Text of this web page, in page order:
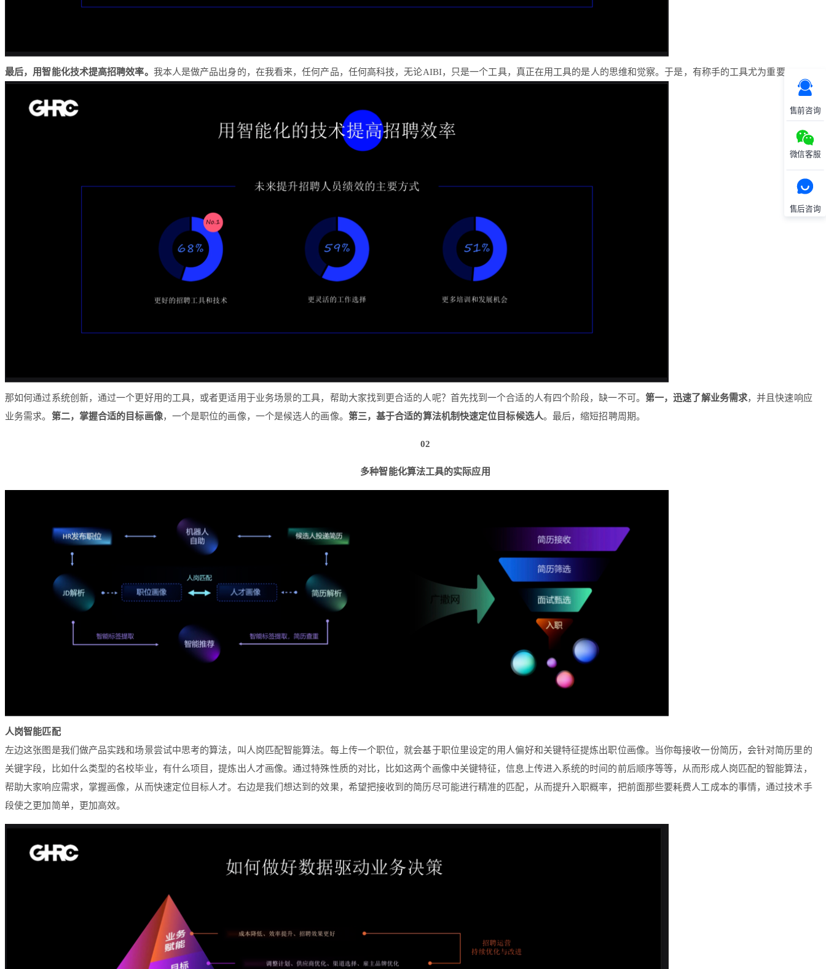
售前咨询
微信客服
售后咨询
最后，用智能化技术提高招聘效率。 我本人是做产品出身的，在我看来，任何产品，任何高科技，无论AIBI，只是一个工具，真正在用工具的是人的思维和觉察。于是，有称手的工具尤为重要。
那如何通过系统创新，通过一个更好用的工具，或者更适用于业务场景的工具，帮助大家找到更合适的人呢？首先找到一个合适的人有四个阶段，缺一不可。 第一，迅速了解业务需求，并且快速响应
业务需求。 第二，掌握合适的目标画像，一个是职位的画像，一个是候选人的画像。 第三，基于合适的算法机制快速定位目标候选人。最后，缩短招聘周期。
02
多种智能化算法工具的实际应用
人岗智能匹配
左边这张图是我们做产品实践和场景尝试中思考的算法，叫人岗匹配智能算法。每上传一个职位，就会基于职位里设定的用人偏好和关键特征提炼出职位画像。当你每接收一份简历，会针对简历里的
关键字段，比如什么类型的名校毕业，有什么项目，提炼出人才画像。通过特殊性质的对比，比如这两个画像中关键特征，信息上传进入系统的时间的前后顺序等等，从而形成人岗匹配的智能算法，
帮助大家响应需求，掌握画像，从而快速定位目标人才。右边是我们想达到的效果，希望把接收到的简历尽可能进行精准的匹配，从而提升入职概率，把前面那些要耗费人工成本的事情，通过技术手
段使之更加简单，更加高效。